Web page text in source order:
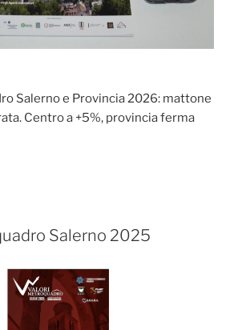
Salerno e Provincia 2026: mattone
Centro a +5%, provincia ferma
Salerno 2025